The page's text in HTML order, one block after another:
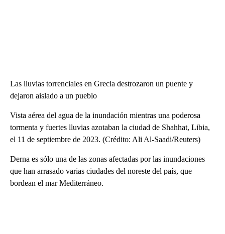
Las lluvias torrenciales en Grecia destrozaron un puente y
dejaron aislado a un pueblo
Vista aérea del agua de la inundación mientras una poderosa
tormenta y fuertes lluvias azotaban la ciudad de Shahhat, Libia,
el 11 de septiembre de 2023. (Crédito: Ali Al-Saadi/Reuters)
Derna es sólo una de las zonas afectadas por las inundaciones
que han arrasado varias ciudades del noreste del país, que
bordean el mar Mediterráneo.